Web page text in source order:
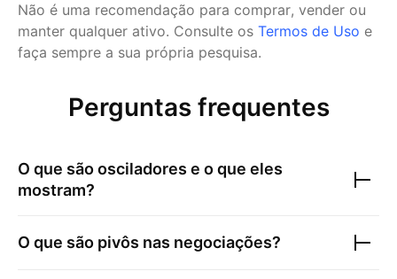
Não é uma recomendação para comprar, vender ou
manter qualquer ativo. Consulte os Termos de Uso e
faça sempre a sua própria pesquisa.
Perguntas frequentes
O que são osciladores e o que eles
mostram?
O que são pivôs nas negociações?